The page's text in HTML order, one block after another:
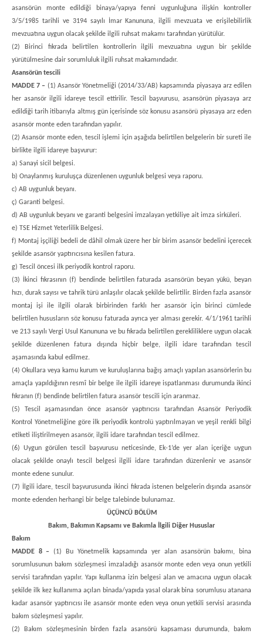
asansörün monte edildiği binaya/yapıya fenni uygunluğuna ilişkin kontroller
3/5/1985 tarihli ve 3194 sayılı İmar Kanununa, ilgili mevzuata ve erişilebilirlik
mevzuatına uygun olacak şekilde ilgili ruhsat makamı tarafından yürütülür.
(2) Birinci fıkrada belirtilen kontrollerin ilgili mevzuatına uygun bir şekilde
yürütülmesine dair sorumluluk ilgili ruhsat makamındadır.
Asansörün tescili
MADDE 7 – (1) Asansör Yönetmeliği (2014/33/AB) kapsamında piyasaya arz edilen
her asansör ilgili idareye tescil ettirilir. Tescil başvurusu, asansörün piyasaya arz
edildiği tarih itibarıyla altmış gün içerisinde söz konusu asansörü piyasaya arz eden
asansör monte eden tarafından yapılır.
(2) Asansör monte eden, tescil işlemi için aşağıda belirtilen belgelerin bir sureti ile
birlikte ilgili idareye başvurur:
a) Sanayi sicil belgesi.
b) Onaylanmış kuruluşça düzenlenen uygunluk belgesi veya raporu.
c) AB uygunluk beyanı.
ç) Garanti belgesi.
d) AB uygunluk beyanı ve garanti belgesini imzalayan yetkiliye ait imza sirküleri.
e) TSE Hizmet Yeterlilik Belgesi.
f) Montaj işçiliği bedeli de dâhil olmak üzere her bir birim asansör bedelini içerecek
şekilde asansör yaptırıcısına kesilen fatura.
g) Tescil öncesi ilk periyodik kontrol raporu.
(3) İkinci fıkrasının (f) bendinde belirtilen faturada asansörün beyan yükü, beyan
hızı, durak sayısı ve tahrik türü anlaşılır olacak şekilde belirtilir. Birden fazla asansör
montaj işi ile ilgili olarak birbirinden farklı her asansör için birinci cümlede
belirtilen hususların söz konusu faturada ayrıca yer alması gerekir. 4/1/1961 tarihli
ve 213 sayılı Vergi Usul Kanununa ve bu fıkrada belirtilen gerekliliklere uygun olacak
şekilde düzenlenen fatura dışında hiçbir belge, ilgili idare tarafından tescil
aşamasında kabul edilmez.
(4) Okullara veya kamu kurum ve kuruluşlarına bağış amaçlı yapılan asansörlerin bu
amaçla yapıldığının resmî bir belge ile ilgili idareye ispatlanması durumunda ikinci
fıkranın (f) bendinde belirtilen fatura asansör tescili için aranmaz.
(5) Tescil aşamasından önce asansör yaptırıcısı tarafından Asansör Periyodik
Kontrol Yönetmeliğine göre ilk periyodik kontrolü yaptırılmayan ve yeşil renkli bilgi
etiketi iliştirilmeyen asansör, ilgili idare tarafından tescil edilmez.
(6) Uygun görülen tescil başvurusu neticesinde, Ek-1’de yer alan içeriğe uygun
olacak şekilde onaylı tescil belgesi ilgili idare tarafından düzenlenir ve asansör
monte edene sunulur.
(7) İlgili idare, tescil başvurusunda ikinci fıkrada istenen belgelerin dışında asansör
monte edenden herhangi bir belge talebinde bulunamaz.
ÜÇÜNCÜ BÖLÜM
Bakım, Bakımın Kapsamı ve Bakımla İlgili Diğer Hususlar
Bakım
MADDE 8 –
(1) Bu Yönetmelik kapsamında yer alan asansörün bakımı, bina
sorumlusunun bakım sözleşmesi imzaladığı asansör monte eden veya onun yetkili
servisi tarafından yapılır. Yapı kullanma izin belgesi alan ve amacına uygun olacak
şekilde ilk kez kullanıma açılan binada/yapıda yasal olarak bina sorumlusu atanana
kadar asansör yaptırıcısı ile asansör monte eden veya onun yetkili servisi arasında
bakım sözleşmesi yapılır.
(2) Bakım sözleşmesinin birden fazla asansörü kapsaması durumunda, bakım